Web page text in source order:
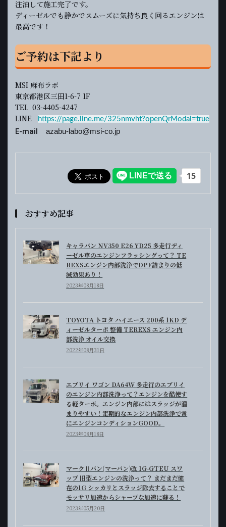
注油して施工完了です。
ディーゼルでも静かでスムーズに気持ち良く回るエンジンは
最高です！
ご予約は下記より
MSI 麻布ラボ
東京都港区三田1-6-7 1F
TEL 03-4405-4247
LINE
https://page.line.me/325nmvht?openQrModal=true
E-mail azabu-labo@msi-co.jp
おすすめ記事
キャラバン NV350 E26 YD25 多走行ディ
ーゼル車のエンジンフラッシングって？ TE
REXSエンジン内部洗浄でDPF詰まりの低
減効果あり！
2023年08月18日
TOYOTA トヨタ ハイエース 200系 1KD デ
ィーゼルターボ 整備 TEREXS エンジン内
部洗浄 オイル交換
2022年08月31日
エブリイ ワゴン DA64W 多走行のエブリイ
のエンジン内部洗浄って？エンジンを酷使す
る軽ターボ。エンジン内部にはスラッジが溜
まりやすい！定期的なエンジン内部洗浄で常
にエンジンコンディションGOOD。
2023年08月18日
マークⅡバン(マーバン)改 1G-GTEU スワ
ップ 旧型エンジンの洗浄って？ まだまだ健
在の1G シッカリとスラッジ除去することで
モッサリ加速からシャープな加速に蘇る！
2023年05月20日